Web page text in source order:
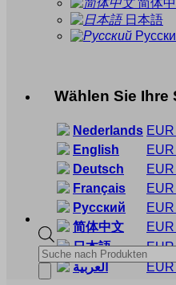
简体
日本語
Wählen Sie Ihre
Nederlands EUR
English
EUR
Deutsch
EUR
Français
EUR
Русский
EUR
简体中文
EUR
日本語
EUR
العربية
EUR
Products
search